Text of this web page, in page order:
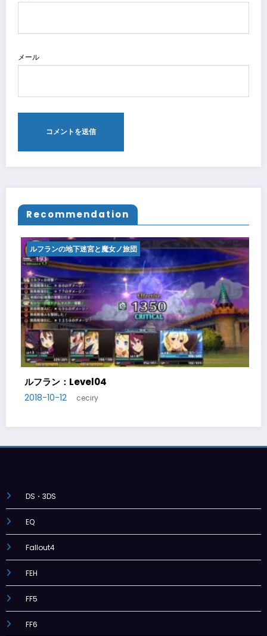
メール
Recommendation
ンの地下迷宮と魔女ノ旅団
ン：Level04
ceciry
ルフラン
DS・3DS
EQ
Fallout4
FEH
FF5
FF6